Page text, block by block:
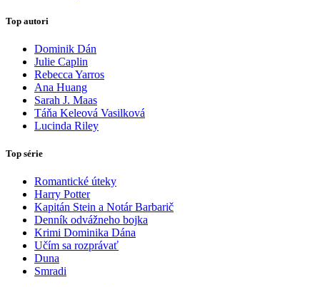
Top autori
Dominik Dán
Julie Caplin
Rebecca Yarros
Ana Huang
Sarah J. Maas
Táňa Keleová Vasilková
Lucinda Riley
Top série
Romantické úteky
Harry Potter
Kapitán Stein a Notár Barbarič
Denník odvážneho bojka
Krimi Dominika Dána
Učím sa rozprávať
Duna
Smradi